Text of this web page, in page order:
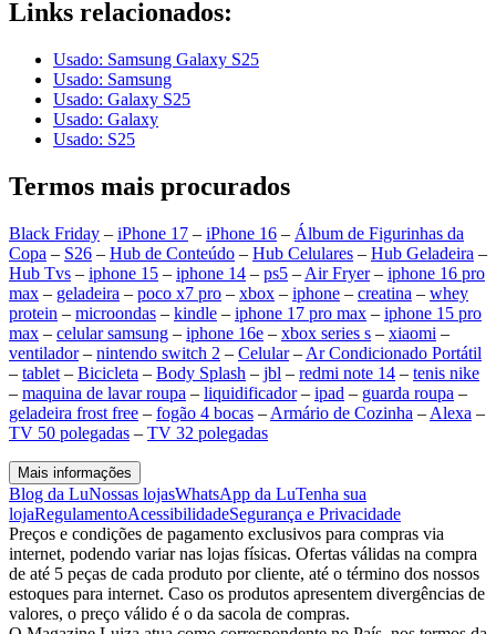
Links relacionados:
Usado: Samsung Galaxy S25
Usado: Samsung
Usado: Galaxy S25
Usado: Galaxy
Usado: S25
Termos mais procurados
Black Friday – iPhone 17 – iPhone 16 – Álbum de Figurinhas da
Copa – S26 – Hub de Conteúdo – Hub Celulares – Hub Geladeira –
Hub Tvs – iphone 15 – iphone 14 – ps5 – Air Fryer– iphone 16 pro
max – geladeira – poco x7 pro – xbox – iphone – creatina – whey
protein – microondas – kindle – iphone 17 pro max – iphone 15 pro
max – celular samsung – iphone 16e – xbox series s – xiaomi –
ventilador– nintendo switch 2 – Celular– Ar Condicionado Portátil
– tablet – Bicicleta – Body Splash – jbl – redmi note 14 – tenis nike
– maquina de lavar roupa – liquidificador– ipad – guarda roupa –
geladeira frost free – fogão 4 bocas – Armário de Cozinha – Alexa –
TV 50 polegadas – TV 32 polegadas
Mais informações
Blog da LuNossas lojasWhatsApp da LuTenha sua
lojaRegulamentoAcessibilidadeSegurança e Privacidade
Preços e condições de pagamento exclusivos para compras via
internet, podendo variar nas lojas físicas. Ofertas válidas na compra
de até 5 peças de cada produto por cliente, até o término dos nossos
estoques para internet. Caso os produtos apresentem divergências de
valores, o preço válido é o da sacola de compras.